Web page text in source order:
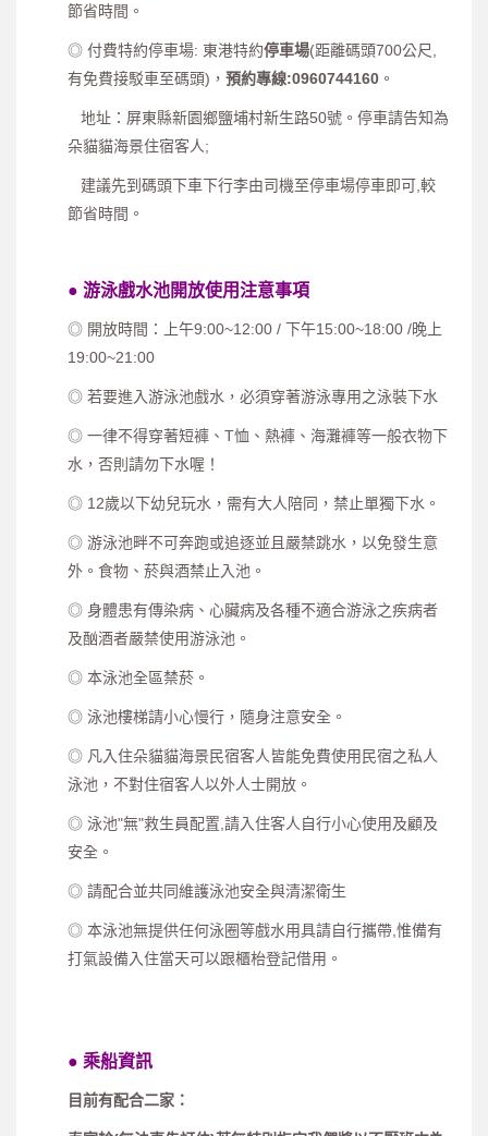
節省時間。
◎ 付費特約停車場: 東港特約停車場(距離碼頭700公尺,
有免費接駁車至碼頭)， 預約專線:0960744160 。
地址：屏東縣新園鄉鹽埔村新生路50號。停車請告知為
朵貓貓海景住宿客人;
建議先到碼頭下車下行李由司機至停車場停車即可,較
節省時間。
● 游泳戲水池開放使用注意事項
◎ 開放時間：上午9:00~12:00 / 下午15:00~18:00 /晚上
19:00~21:00
◎ 若要進入游泳池戲水，必須穿著游泳專用之泳裝下水
◎ 一律不得穿著短褲、T恤、熱褲、海灘褲等一般衣物下
水，否則請勿下水喔！
◎ 12歲以下幼兒玩水，需有大人陪同，禁止單獨下水。
◎ 游泳池畔不可奔跑或追逐並且嚴禁跳水，以免發生意
外。食物、菸與酒禁止入池。
◎ 身體患有傳染病、心臟病及各種不適合游泳之疾病者
及酗酒者嚴禁使用游泳池。
◎ 本泳池全區禁菸。
◎ 泳池樓梯請小心慢行，隨身注意安全。
◎ 凡入住朵貓貓海景民宿客人皆能免費使用民宿之私人
泳池，不對住宿客人以外人士開放。
◎ 泳池"無"救生員配置,請入住客人自行小心使用及顧及
安全。
◎ 請配合並共同維護泳池安全與清潔衛生
◎ 本泳池無提供任何泳圈等戲水用具請自行攜帶,惟備有
打氣設備入住當天可以跟櫃枱登記借用。
● 乘船資訊
目前有配合二家：